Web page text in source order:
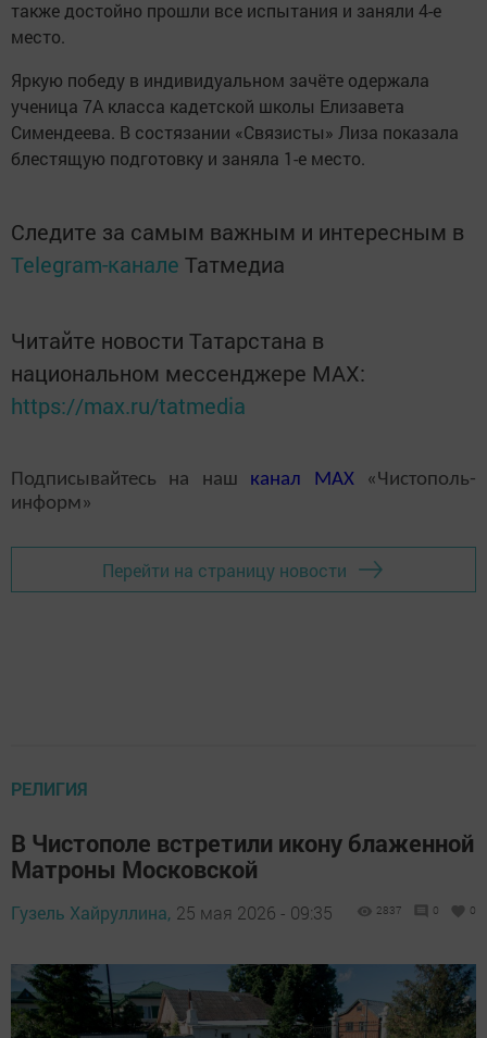
также достойно прошли все испытания и заняли 4-е
место.
Яркую победу в индивидуальном зачёте одержала
ученица 7А класса кадетской школы Елизавета
Симендеева. В состязании «Связисты» Лиза показала
блестящую подготовку и заняла 1-е место.
Следите за самым важным и интересным в
Telegram-канале Татмедиа
Читайте новости Татарстана в
национальном мессенджере MАХ:
https://max.ru/tatmedia
Подписывайтесь на наш канал MAX«Чистополь-
информ»
Перейти на страницу новости
РЕЛИГИЯ
В Чистополе встретили икону блаженной
Матроны Московской
Гузель Хайруллина, 25 мая 2026 - 09:35 2837 0 0